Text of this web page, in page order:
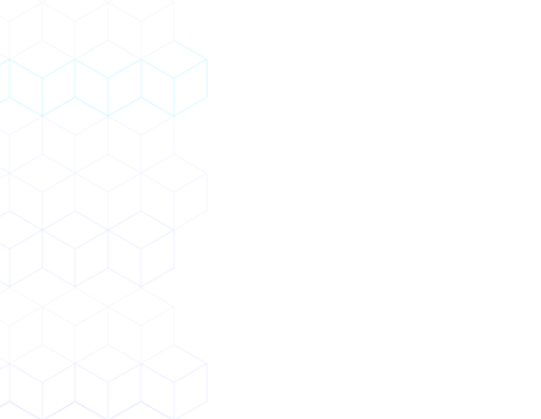
CAIO代行（AI導入プラン策定）
技術顧問（AIの技術的アドバイス）